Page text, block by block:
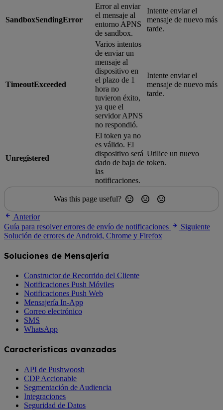
SandboxSendingError
Error al enviar
el mensaje al
entorno APNS
de sandbox.
Intente enviar el
mensaje de nuevo más
tarde.
TimeoutExceeded
Varios intentos
de enviar un
mensaje al
dispositivo en
el plazo de 1
hora no
tuvieron éxito,
ya que el
servidor APNS
no respondió.
Intente enviar el
mensaje de nuevo más
tarde.
Unregistered
El token ya no
es válido. El
dispositivo será
dado de baja de
las
notificaciones.
Utilice un nuevo
token.
Was this page useful?
Anterior
Guía para resolver errores de envío de notificaciones
Siguiente
Solución de errores de Android, Chrome y Firefox
Soluciones de Mensajería
Constructor de Recorrido del Cliente
Notificaciones Push Móviles
Notificaciones Push Web
Mensajería In-App
Correo electrónico
SMS
WhatsApp
Características avanzadas
API de Pushwoosh
CDP Accionable
Segmentación de Audiencia
Integraciones
Seguridad de Datos